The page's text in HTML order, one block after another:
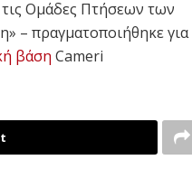
Ομάδες Πτήσεων των
– πραγματοποιήθηκε για
βάση Cameri